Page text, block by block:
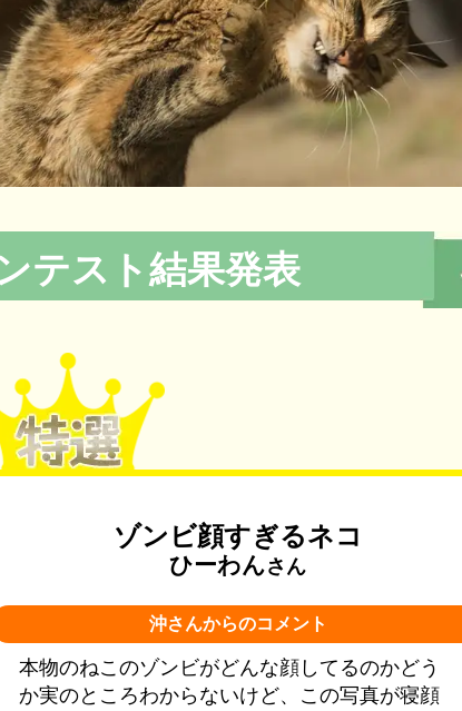
テスト結果発表
ゾンビ顔すぎるネコ
ひーわんさん
沖さんからのコメント
本物のねこのゾンビがどんな顔してるのかどう
か実のところわからないけど、この写真が寝顔